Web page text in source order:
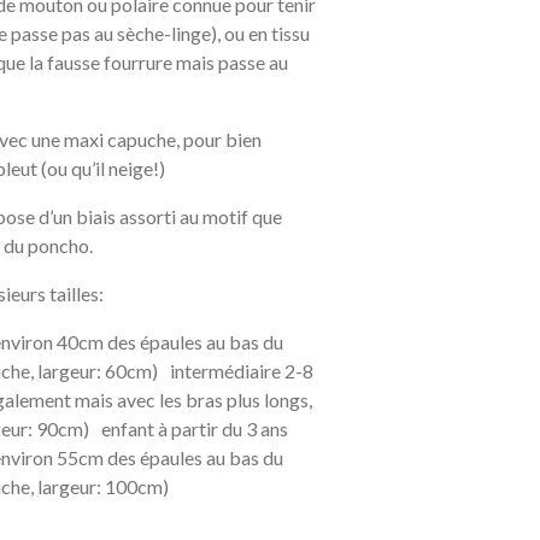
pas au sèche-linge), ou en tissu
la fausse fourrure mais passe au
une maxi capuche, pour bien
(ou qu’il neige!)
d’un biais assorti au motif que
du poncho.
tailles:
40cm des épaules au bas du
largeur: 60cm) intermédiaire 2-8
mais avec les bras plus longs,
90cm) enfant à partir du 3 ans
55cm des épaules au bas du
largeur: 100cm)